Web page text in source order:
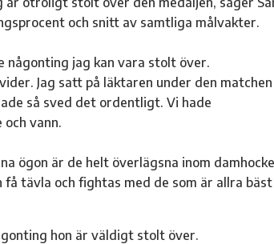
och snitt av samtliga målvakter.
någonting jag kan vara stolt över.
Jag satt på läktaren under den matchen
så sved det ordentligt. Vi hade
vann.
ögon är de helt överlägsna inom
tävla och fightas med de som är allra
hon är väldigt stolt över.